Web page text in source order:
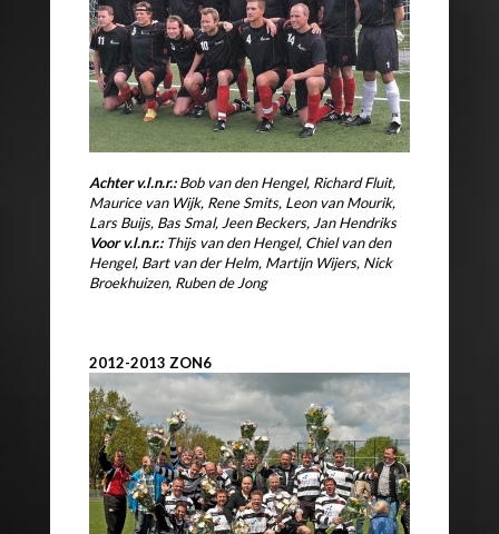
Achter v.l.n.r.:Bob van den Hengel, Richard Fluit,
Maurice van Wijk, Rene Smits, Leon van Mourik,
Lars Buijs, Bas Smal, Jeen Beckers, Jan Hendriks
Voor v.l.n.r.: Thijs van den Hengel, Chiel van den
Hengel, Bart van der Helm, Martijn Wijers, Nick
Broekhuizen, Ruben de Jong
2012-2013 ZON6